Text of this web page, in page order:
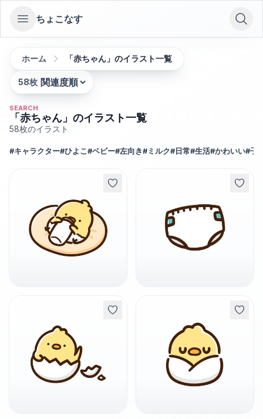
Open sidebar
ちょこなす
ホーム 「赤ちゃん」のイラスト一覧
58枚
並び替え:
SEARCH
「赤ちゃん」のイラスト一覧
58枚のイラスト
#キャラクター#ひよこ#ベビー#左向き# ミルク# 日常#生活#かわいい#子